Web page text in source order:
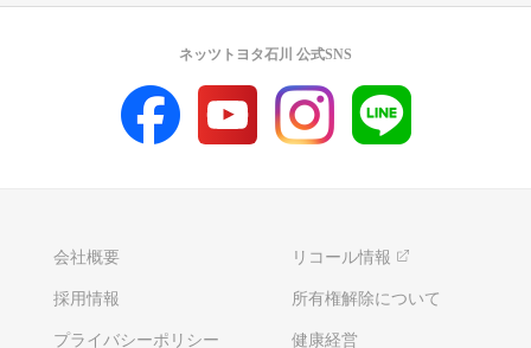
会社概要 リコール情報
採用情報 所有権解除について
プライバシーポリシー 健康経営
ネッツトヨタ石川 公式SNS